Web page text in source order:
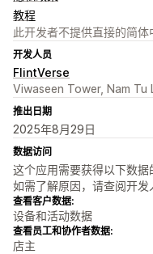
教程
此开发者不提供直接的简体
开发人员
FlintVerse
Viwaseen Tower, Nam Tu
推出日期
2025年8月29日
数据访问
这个应用需要获得以下数据
如需了解原因，请查阅开发
查看客户数据:
设备和活动数据
查看员工和协作者数据:
店主